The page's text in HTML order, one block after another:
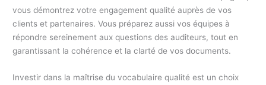
vous démontrez votre engagement qualité auprès de vos
clients et partenaires. Vous préparez aussi vos équipes à
répondre sereinement aux questions des auditeurs, tout en
garantissant la cohérence et la clarté de vos documents.
Investir dans la maîtrise du vocabulaire qualité est un choix